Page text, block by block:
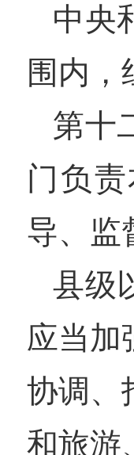
中央
围内，
第十
门负
导、监
县级
应当加
协调、
和旅游